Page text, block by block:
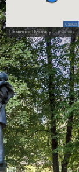
Схема
Памятник Пушкину• 11 авг. 2014